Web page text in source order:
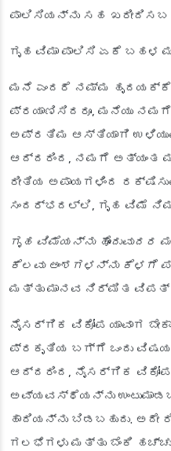
ಪಾಲಿಸಿಯನ್ನು ಸಹ
ಗೃಹ ವಿಮಾ ಪಾಲಿಸಿ ಏಕೆ ಬಹಳ
ಮನೆ ಎಂದರೆ ನಮ್ಮ ಹೃದಯಕ್ಕೆ
ಪ್ರಯಾಣಿಸಿದರೂ, ಮನೆಯು
ಅಪ್ರತಿಮ ಆಸ್ತಿಯಾಗಿ
ಆದ್ದರಿಂದ, ನಮಗೆ ಅತ್ಯಂತ
ರೀತಿಯ ಅಪಾಯಗಳಿಂದ
ಸಂದರ್ಭದಲ್ಲಿ, ಗೃಹ ವಿಮೆ
ಗೃಹ ವಿಮೆಯನ್ನು
ಕೆಲವು ಅಂಶಗಳನ್ನು ಕೆಳಗೆ
ಮತ್ತು ಮಾನವ ನಿರ್ಮಿತ
ನೈಸರ್ಗಿಕ ವಿಕೋಪ ಯಾವಾಗ
ಪ್ರಕೃತಿಯ ಬಗ್ಗೆ ಒಂದು
ಆದ್ದರಿಂದ, ನೈಸರ್ಗಿಕ
ಅವ್ಯವಸ್ಥೆಯನ್ನು
ಹಾದಿಯನ್ನು ಬಿಡಬಹುದು.
ಗಲಭೆಗಳು ಮತ್ತು ಬೆಂಕಿ